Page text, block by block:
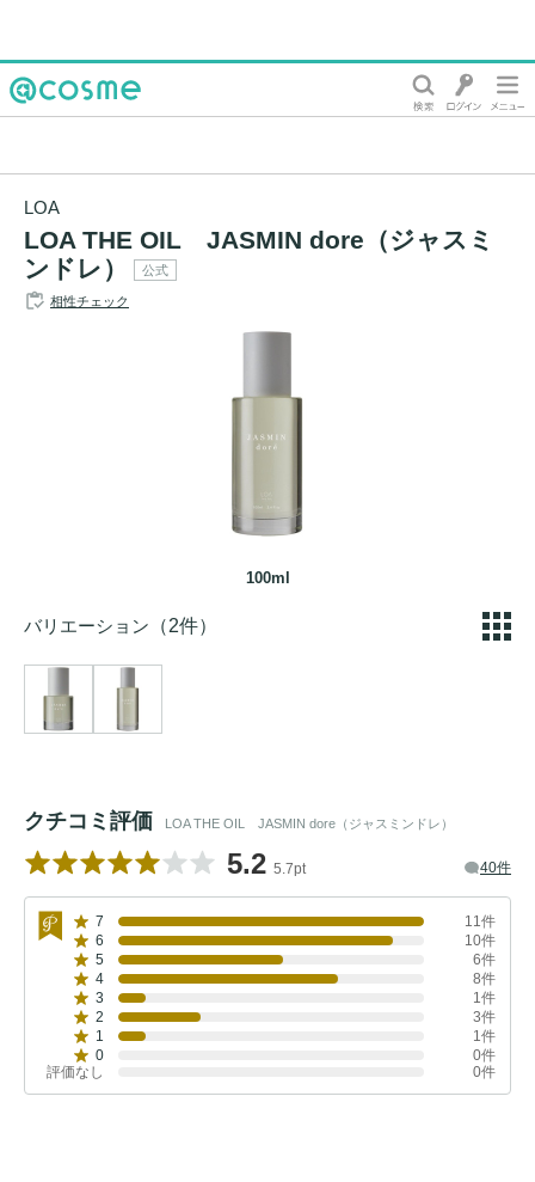
LOA
LOA THE OIL JASMIN dore（ジャスミ
ンドレ）
公式
相性チェック
100ml
バリエーション （2件）
クチコミ評価 LOA THE OIL JASMIN dore（ジャスミンドレ）
5.2 5.7pt 40件
7
11件
6
10件
5
6件
4
8件
3
1件
2
3件
1
1件
0
0件
評価なし
0件